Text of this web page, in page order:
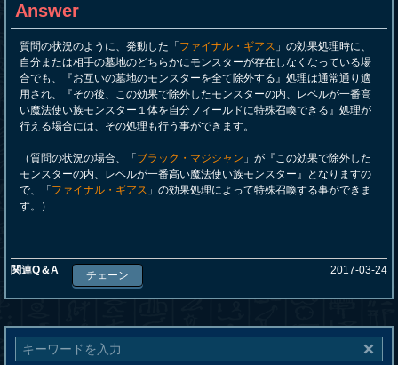
Answer
質問の状況のように、発動した「 ファイナル・ギアス 」の効果処理時に、
自分または相手の墓地のどちらかにモンスターが存在しなくなっている場
合でも、『お互いの墓地のモンスターを全て除外する』処理は通常通り適
用され、『その後、この効果で除外したモンスターの内、レベルが一番高
い魔法使い族モンスター１体を自分フィールドに特殊召喚できる』処理が
行える場合には、その処理も行う事ができます。
（質問の状況の場合、「 ブラック・マジシャン 」が『この効果で除外した
モンスターの内、レベルが一番高い魔法使い族モンスター』となりますの
で、「 ファイナル・ギアス 」の効果処理によって特殊召喚する事ができま
す。）
関連Q＆A チェーン 2017-03-24